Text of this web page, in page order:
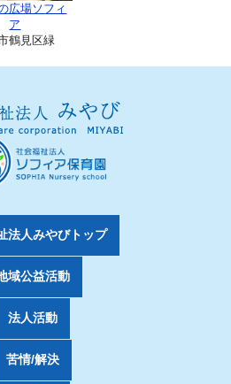
広場ソフィ
ア
鶴見区緑
法人みやびトップ
域公益活動
法人活動
苦情/解決